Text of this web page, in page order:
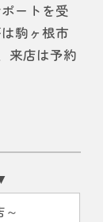
ートを受
駒ヶ根市
来店は予約
～